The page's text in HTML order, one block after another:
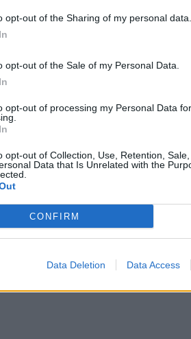
opt-out of the Sharing of my personal data.
opt-out of the Sale of my Personal Data.
opt-out of processing my Personal Data
opt-out of Collection, Use, Retention,
Data that Is Unrelated with the
CONFIRM
Data Deletion Data Access
35 %
0 %
4 %
8 %
Kalsium (Ca)
Natrium (Na)
Seleeni (Se)